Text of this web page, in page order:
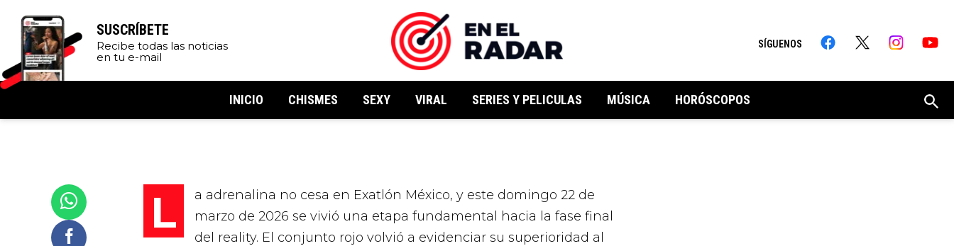
SUSCRÍBETE
Recibe todas las noticias
en tu e-mail
SÍGUENOS
INICIO CHISMES SEXY VIRAL SERIES Y PELICULAS MÚSICA HORÓSCOPOS
La adrenalina no cesa en Exatlón México, y este domingo 22 de
marzo de 2026 se vivió una etapa fundamental hacia la fase final
del reality. El conjunto rojo volvió a evidenciar su superioridad al